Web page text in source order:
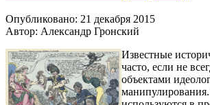
Опубликовано: 21 декабря 2015
Автор: Александр Гронский
Известные
часто, если не
объектами